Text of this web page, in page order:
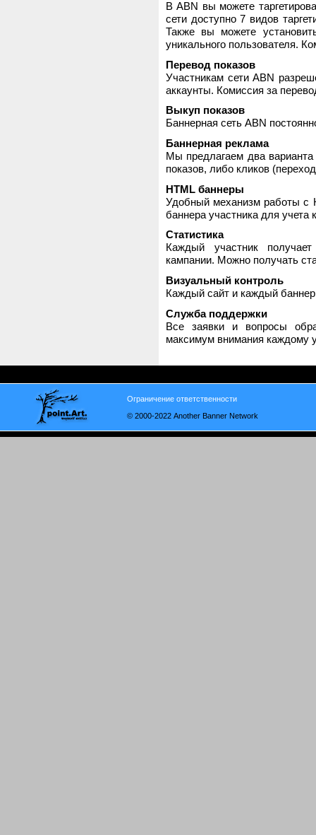
В ABN вы можете
сети доступно 7 видов
Также вы можете
уникального пользователя.
Перевод показов
Участникам сети ABN
аккаунты. Комиссия за
Выкуп показов
Баннерная сеть ABN
Баннерная реклама
Мы предлагаем два
показов, либо кликов
HTML баннеры
Удобный механизм работы с
баннера участника для
Статистика
Каждый участник
кампании. Можно получать
Визуальный контроль
Каждый сайт и каждый
Служба поддержки
Все заявки и вопросы
максимум внимания каждому
Ограничение ответственности
© 2000-2022 Another Banner Network